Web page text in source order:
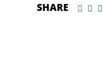
SHARE